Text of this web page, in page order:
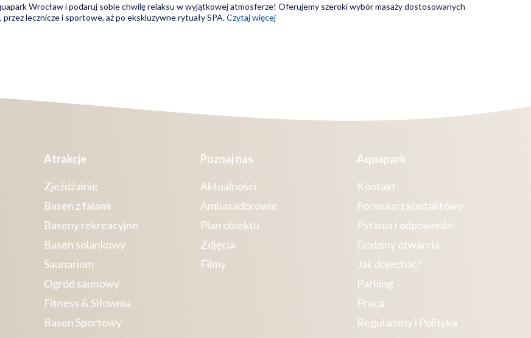
Wrocław i podaruj sobie chwilę relaksu w wyjątkowej atmosferze! Oferujemy szeroki wybór masaży dostosowanych
lecznicze i sportowe, aż po ekskluzywne rytuały SPA.Czytaj więcej
Atrakcje
Zjeżdżalnie
Basen z falami
Baseny rekreacyjne
Basen solankowy
Saunarium
Ogród saunowy
Fitness & Siłownia
Basen Sportowy
Poznaj nas
Aktualności
Ambasadorowie
Plan obiektu
Zdjęcia
Filmy
Aquapark
Kontakt
Formularz kontaktowy
Pytania i odpowiedzi
Godziny otwarcia
Jak dojechać?
Parking
Praca
Regulaminy i Polityka